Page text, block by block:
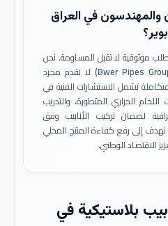
والمهندسون في العراق
موثوقية لا تقبل المساومة. نحن
لا نقدم مجرد
تشمل الاستشارات الفنية في
الحراري المتطورة، والتدريب
لضمان تركيب الأنابيب وفق
إلى رفع كفاءة المنتج المحلي
الاقتصاد الوطني.
أنابيب بلاستيكية في